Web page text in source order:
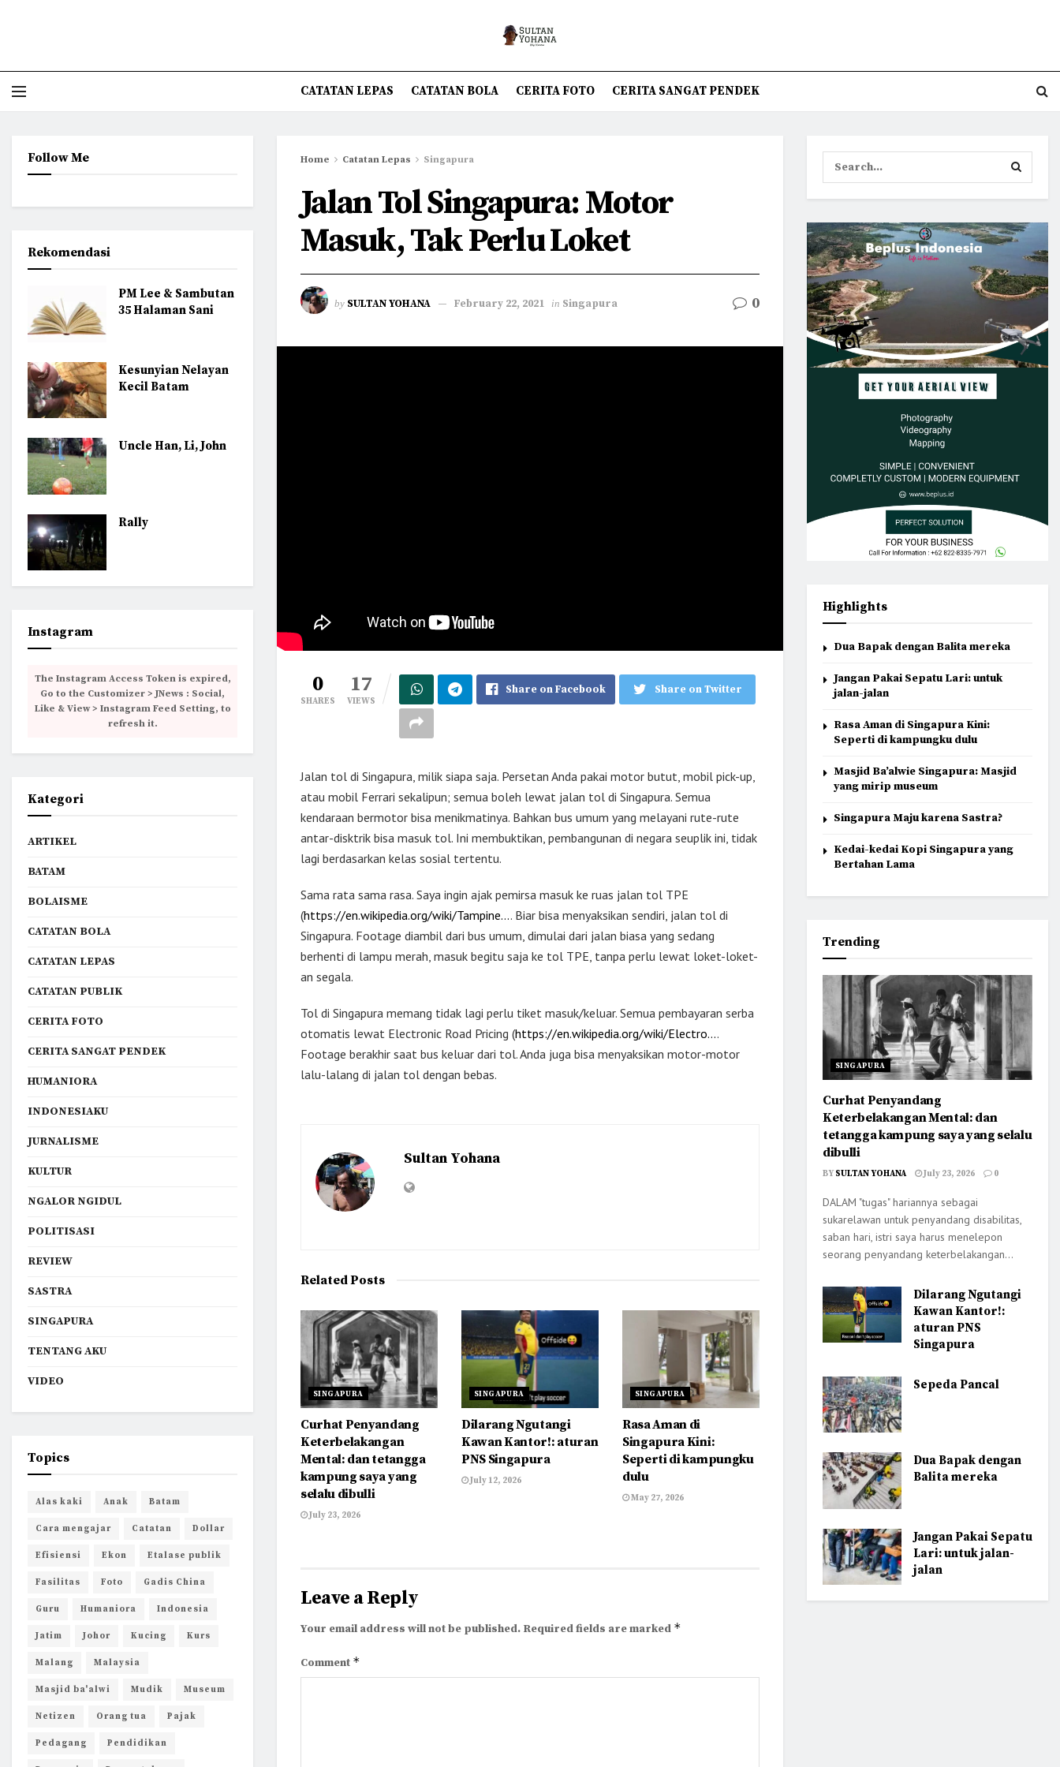
CATATAN LEPAS CATATAN BOLA CERITA FOTO CERITA SANGAT PENDEK
Home Catatan Lepas Singapura
Jalan Tol Singapura: Motor
Masuk, Tak Perlu Loket
by SULTAN YOHANA February 22, 2021 in Singapura 0
0
SHARES
17
VIEWS
Share on Facebook Share on Twitter
Jalan tol di Singapura, milik siapa saja. Persetan Anda pakai motor butut, mobil pick-up,
atau mobil Ferrari sekalipun; semua boleh lewat jalan tol di Singapura. Semua
kendaraan bermotor bisa menikmatinya. Bahkan bus umum yang melayani rute-rute
antar-disktrik bisa masuk tol. Ini membuktikan, pembangunan di negara seuplik ini, tidak
lagi berdasarkan kelas sosial tertentu.
Sama rata sama rasa. Saya ingin ajak pemirsa masuk ke ruas jalan tol TPE
(https://en.wikipedia.org/wiki/Tampine…. Biar bisa menyaksikan sendiri, jalan tol di
Singapura. Footage diambil dari bus umum, dimulai dari jalan biasa yang sedang
berhenti di lampu merah, masuk begitu saja ke tol TPE, tanpa perlu lewat loket-loket-
an segala.
Tol di Singapura memang tidak lagi perlu tiket masuk/keluar. Semua pembayaran serba
otomatis lewat Electronic Road Pricing (https://en.wikipedia.org/wiki/Electro….
Footage berakhir saat bus keluar dari tol. Anda juga bisa menyaksikan motor-motor
lalu-lalang di jalan tol dengan bebas.
Sultan Yohana
RelatedPosts
SINGAPURA
Curhat Penyandang
Keterbelakangan
Mental: dan tetangga
kampung saya yang
selalu dibulli
July 23, 2026
SINGAPURA
Dilarang Ngutangi
Kawan Kantor!: aturan
PNS Singapura
July 12, 2026
SINGAPURA
Rasa Aman di
Singapura Kini:
Seperti di kampungku
dulu
May 27, 2026
Leave a Reply
Your email address will not be published. Required fields are marked *
Comment *
Follow Me
Rekomendasi
PM Lee & Sambutan
35 Halaman Sani
Kesunyian Nelayan
Kecil Batam
Uncle Han, Li, John
Rally
Instagram
The Instagram Access Token is expired,
Go to the Customizer > JNews : Social,
Like & View > Instagram Feed Setting, to
refresh it.
Kategori
ARTIKEL
BATAM
BOLAISME
CATATAN BOLA
CATATAN LEPAS
CATATAN PUBLIK
CERITA FOTO
CERITA SANGAT PENDEK
HUMANIORA
INDONESIAKU
JURNALISME
KULTUR
NGALOR NGIDUL
POLITISASI
REVIEW
SASTRA
SINGAPURA
TENTANG AKU
VIDEO
Topics
Alas kaki Anak Batam
Cara mengajar Catatan Dollar
Efisiensi Ekon Etalase publik
Fasilitas Foto Gadis China
Guru Humaniora Indonesia
Jatim Johor Kucing Kurs
Malang Malaysia
Masjid ba'alwi Mudik Museum
Netizen Orang tua Pajak
Pedagang Pendidikan
Highlights
Dua Bapak dengan Balita mereka
Jangan Pakai Sepatu Lari: untuk
jalan-jalan
Rasa Aman di Singapura Kini:
Seperti di kampungku dulu
Masjid Ba’alwie Singapura: Masjid
yang mirip museum
Singapura Maju karena Sastra?
Kedai-kedai Kopi Singapura yang
Bertahan Lama
Trending
SINGAPURA
Curhat Penyandang
Keterbelakangan Mental: dan
tetangga kampung saya yang selalu
dibulli
BY SULTAN YOHANA July 23, 2026 0
DALAM "tugas" hariannya sebagai
sukarelawan untuk penyandang disabilitas,
saban hari, istri saya harus menelepon
seorang penyandang keterbelakangan...
Dilarang Ngutangi
Kawan Kantor!:
aturan PNS
Singapura
Sepeda Pancal
Dua Bapak dengan
Balita mereka
Jangan Pakai Sepatu
Lari: untuk jalan-
jalan